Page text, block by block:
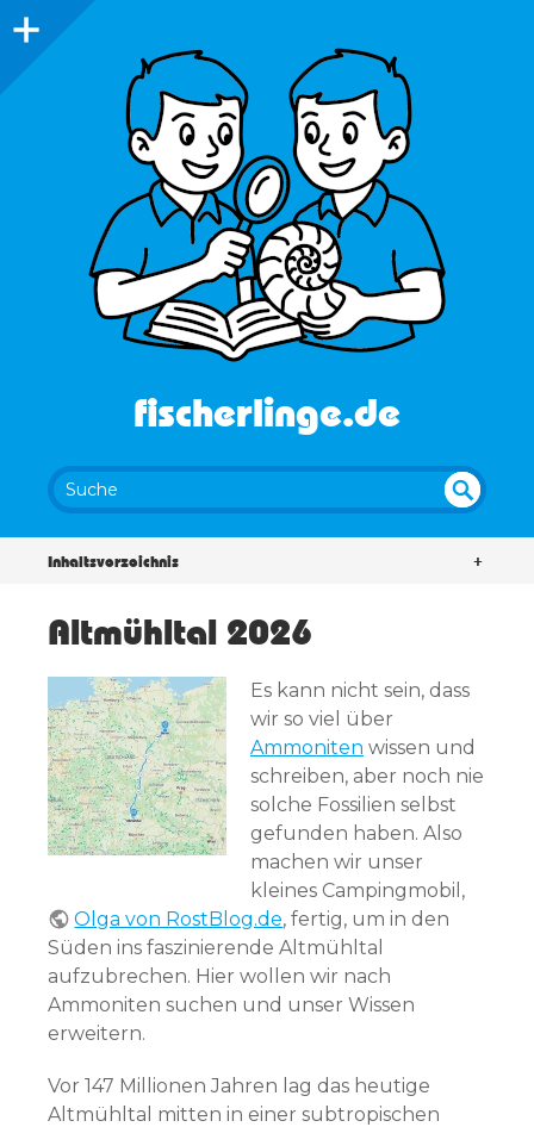
fischerlinge.de
+
Inhaltsverzeichnis
Altmühltal 2026
Es kann nicht sein, dass
wir so viel über
Ammoniten wissen und
schreiben, aber noch nie
solche Fossilien selbst
gefunden haben. Also
machen wir unser
kleines Campingmobil,
Olga von RostBlog.de, fertig, um in den
Süden ins faszinierende Altmühltal
aufzubrechen. Hier wollen wir nach
Ammoniten suchen und unser Wissen
erweitern.
Vor 147 Millionen Jahren lag das heutige
Altmühltal mitten in einer subtropischen